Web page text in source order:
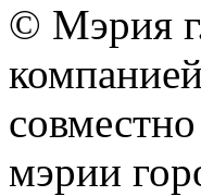
© Мэрия
компанией
мэрии